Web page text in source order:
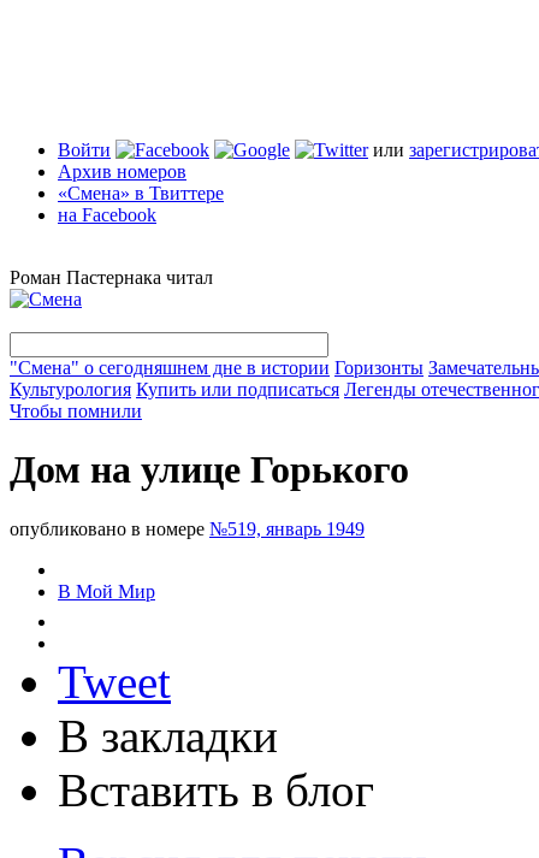
Войти или
Архив номеров
«Смена» в Твиттере
на Facebook
Роман Пастернака читал
"Смена" о сегодняшнем дне в истории Горизонты
Культурология Купить или подписаться Легенды
Чтобы помнили
Дом на улице Горького
опубликовано в номере №519, январь 1949
В Мой Мир
Tweet
В закладки
Вставить в блог